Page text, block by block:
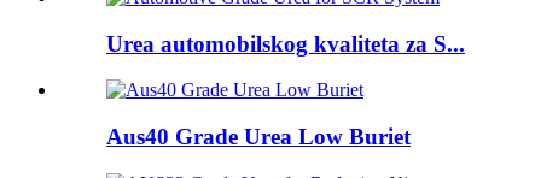
Urea automobilskog kvaliteta za S...
Aus40 Grade Urea Low Buriet